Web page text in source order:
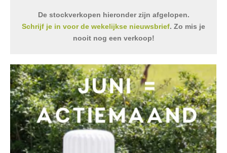
De stockverkopen hieronder zijn afgelopen.
Schrijf je in voor de wekelijkse nieuwsbrief. Zo mis je
nooit nog een verkoop!